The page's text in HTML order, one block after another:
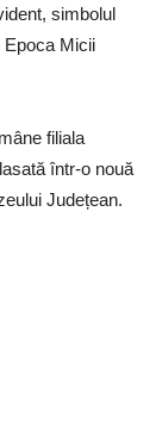
simbolul
Epoca Micii
filiala
într-o nouă
Județean.